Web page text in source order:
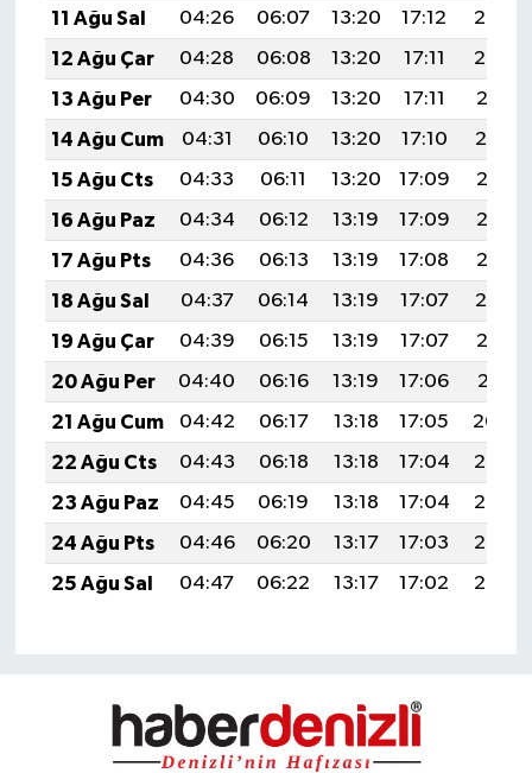
11 Ağu Sal
04:26 06:07 13:20 17:12
20:23
12 Ağu Çar
04:28 06:08 13:20 17:11
20:22
13 Ağu Per
04:30 06:09 13:20 17:11
20:21
14 Ağu Cum
04:31 06:10 13:20 17:10
20:19
15 Ağu Cts
04:33 06:11 13:20 17:09
20:18
16 Ağu Paz
04:34 06:12 13:19 17:09
20:17
17 Ağu Pts
04:36 06:13 13:19 17:08
20:15
18 Ağu Sal
04:37 06:14 13:19 17:07
20:14
19 Ağu Çar
04:39 06:15 13:19 17:07
20:12
20 Ağu Per
04:40 06:16 13:19 17:06
20:11
21 Ağu Cum
04:42 06:17 13:18 17:05
20:09
22 Ağu Cts
04:43 06:18 13:18 17:04
20:08
23 Ağu Paz
04:45 06:19 13:18 17:04
20:06
24 Ağu Pts
04:46 06:20 13:17 17:03
20:05
25 Ağu Sal
04:47 06:22 13:17 17:02 20:03